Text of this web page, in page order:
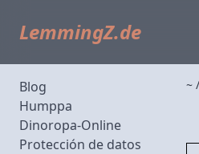
LemmingZ.de
Blog
Humppa
Dinoropa-Online
Protección de datos
~